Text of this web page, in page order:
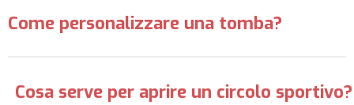
Come personalizzare una tomba?
Cosa serve per aprire un circolo sportivo?